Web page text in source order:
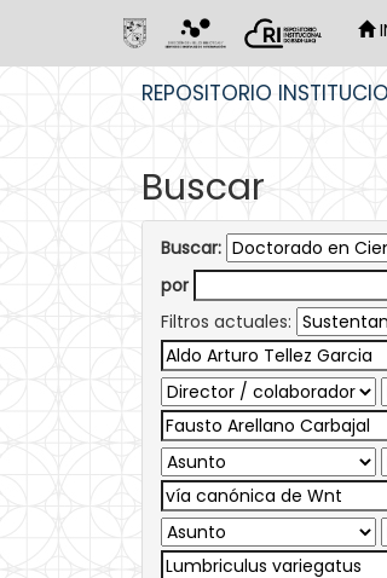
REPOSITORIO
Buscar
Buscar:
por
Filtros actuales: